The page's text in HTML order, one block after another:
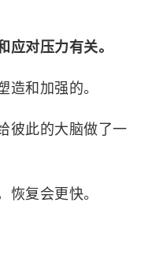
应对压力有关。
造和加强的。
彼此的大脑做了一
恢复会更快。